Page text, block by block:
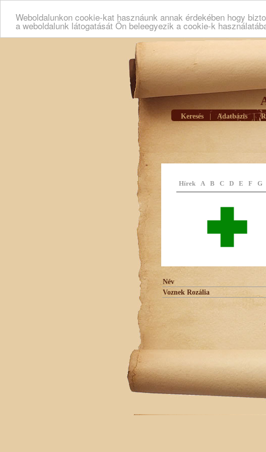
Weboldalunkon cookie-kat hasznáunk annak érdekében hogy
a weboldalunk látogatását Ön beleegyezik a cookie-k
Keresés Adatbázis |
Hírek A B C D E F G
Név
Voznek Rozália